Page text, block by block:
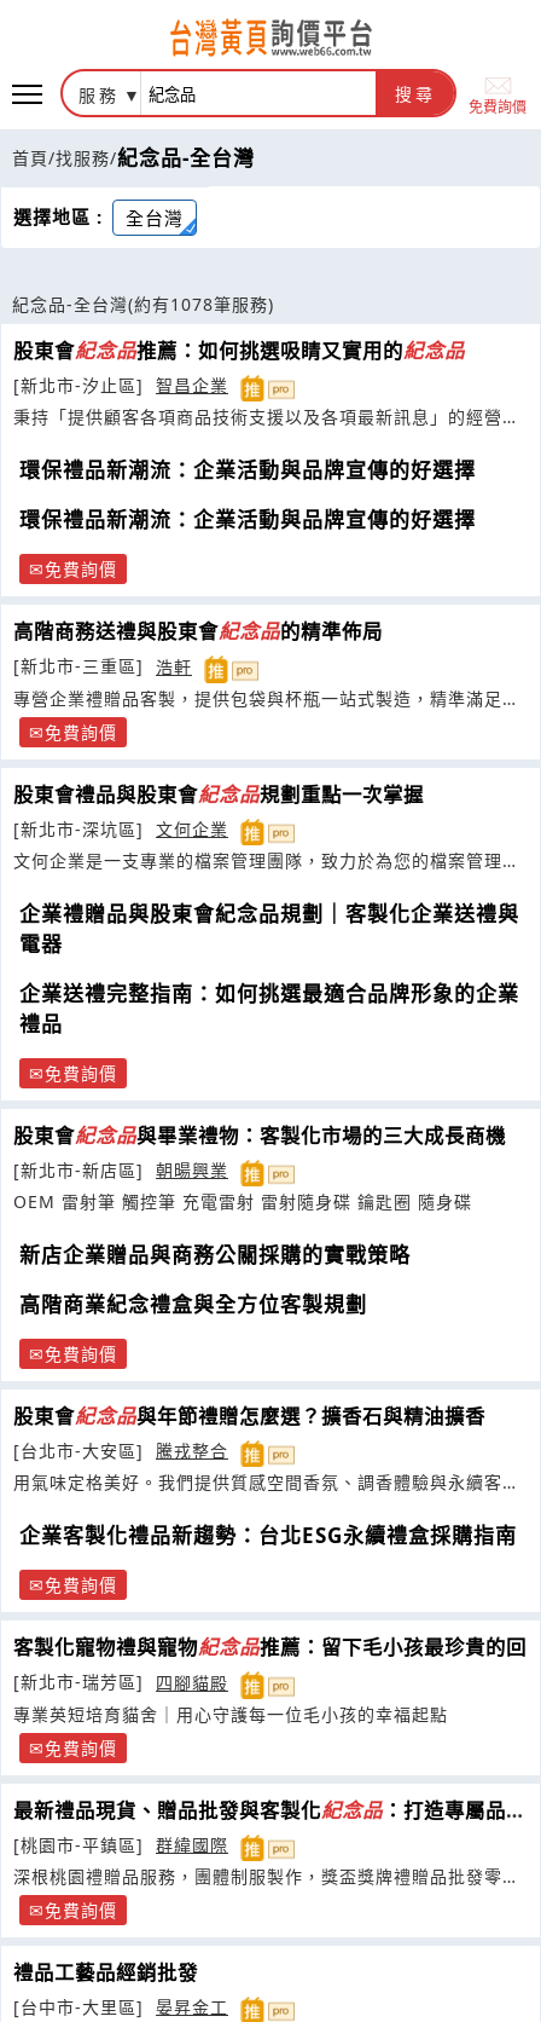
服務 搜尋
免費詢價
首頁/找服務/紀念品-全台灣
選擇地區 : 全台灣
紀念品-全台灣(約有1078筆服務)
股東會紀念品推薦：如何挑選吸睛又實用的紀念品
[新北市-汐止區]
智昌企業
秉持「提供顧客各項商品技術支援以及各項最新訊息」的經營理
環保禮品新潮流：企業活動與品牌宣傳的好選擇
環保禮品新潮流：企業活動與品牌宣傳的好選擇
免費詢價
高階商務送禮與股東會紀念品的精準佈局
[新北市-三重區]
浩軒
專營企業禮贈品客製，提供包袋與杯瓶一站式製造，精準滿足行
銷需求免費詢價
股東會禮品與股東會紀念品規劃重點一次掌握
[新北市-深坑區]
文何企業
文何企業是一支專業的檔案管理團隊，致力於為您的檔案管理提
企業禮贈品與股東會紀念品規劃｜客製化企業送禮與
電器
企業送禮完整指南：如何挑選最適合品牌形象的企業
禮品
免費詢價
股東會紀念品與畢業禮物：客製化市場的三大成長商機
[新北市-新店區]
朝暘興業
OEM 雷射筆 觸控筆 充電雷射 雷射隨身碟 鑰匙圈 隨身碟
新店企業贈品與商務公關採購的實戰策略
高階商業紀念禮盒與全方位客製規劃
免費詢價
股東會紀念品與年節禮贈怎麼選？擴香石與精油擴香
[台北市-大安區]
騰戎整合
用氣味定格美好。我們提供質感空間香氛、調香體驗與永續客製
企業客製化禮品新趨勢：台北ESG永續禮盒採購指南
免費詢價
客製化寵物禮與寵物紀念品推薦：留下毛小孩最珍貴的回
[新北市-瑞芳區]
四腳貓殿
專業英短培育貓舍｜用心守護每一位毛小孩的幸福起點
免費詢價
最新禮品現貨、贈品批發與客製化紀念品：打造專屬品牌
的最佳選擇
[桃園市-平鎮區]
群緯國際
深根桃園禮贈品服務，團體制服製作，獎盃獎牌禮贈品批發零
售。免費詢價
禮品工藝品經銷批發
[台中市-大里區]
晏昇金工